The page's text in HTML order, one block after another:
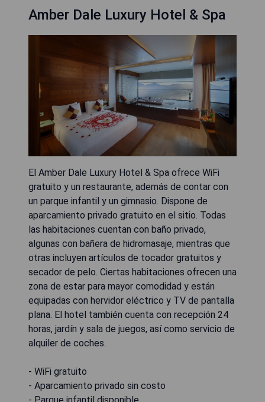
Amber Dale Luxury Hotel & Spa
El Amber Dale Luxury Hotel & Spa ofrece WiFi
gratuito y un restaurante, además de contar con
un parque infantil y un gimnasio. Dispone de
aparcamiento privado gratuito en el sitio. Todas
las habitaciones cuentan con baño privado,
algunas con bañera de hidromasaje, mientras que
otras incluyen artículos de tocador gratuitos y
secador de pelo. Ciertas habitaciones ofrecen una
zona de estar para mayor comodidad y están
equipadas con hervidor eléctrico y TV de pantalla
plana. El hotel también cuenta con recepción 24
horas, jardín y sala de juegos, así como servicio de
alquiler de coches.
- WiFi gratuito
- Aparcamiento privado sin costo
- Parque infantil disponible